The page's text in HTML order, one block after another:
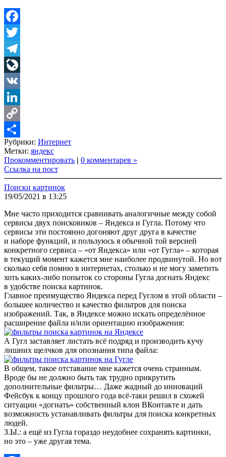
Facebook
Twitter
Telegram
LiveJournal
VK
LinkedIn
Copy
Link
Share
Рубрики: Интернет
Метки: яндекс
Прокомментировать | 0 комментарев »
Ссылка на пост
Поиски картинок
19/05/2021 в 13:25
Мне часто приходится сравнивать аналогичные между собой
сервисы двух поисковиков – Яндекса и Гугла. Потому что
сервисы эти постоянно догоняют друг друга в качестве
и наборе функций, и пользуюсь я обычной той версией
конкретного сервиса – «от Яндекса» или «от Гугла» – которая
в текущий момент кажется мне наиболее продвинутой. Но вот
сколько себя помню в интернетах, столько и не могу заметить
хоть каких-либо попыток со стороны Гугла догнать Яндекс
в удобстве поиска картинок.
Главное преимущество Яндекса перед Гуглом в этой области –
большее количество и качество фильтров для поиска
изображений. Так, в Яндексе можно искать определённое
расширение файла и/или ориентацию изображения:
А Гугл заставляет листать всё подряд и производить кучу
лишних щелчков для опознания типа файла:
В общем, такое отставание мне кажется очень странным.
Вроде бы не должно быть так трудно прикрутить
дополнительные фильтры… Даже жадный до инноваций
Фейсбук к концу прошлого года всё-таки решил в схожей
ситуации «догнать» собственный клон ВКонтакте и дать
возможность устанавливать фильтры для поиска конкретных
людей.
З.Ы.: а ещё из Гугла гораздо неудобнее сохранять картинки,
но это – уже другая тема.